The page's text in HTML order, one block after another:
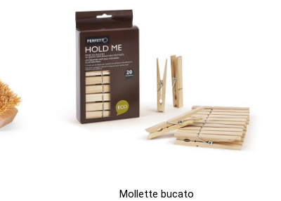
Mollette bucato
ANTEPRIMA